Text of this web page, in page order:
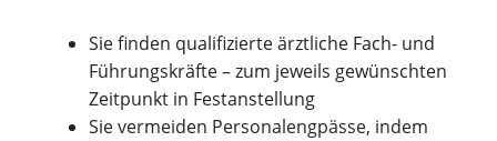
Sie finden qualifizierte ärztliche Fach- und
Führungskräfte – zum jeweils gewünschten
Zeitpunkt in Festanstellung
Sie vermeiden Personalengpässe, indem